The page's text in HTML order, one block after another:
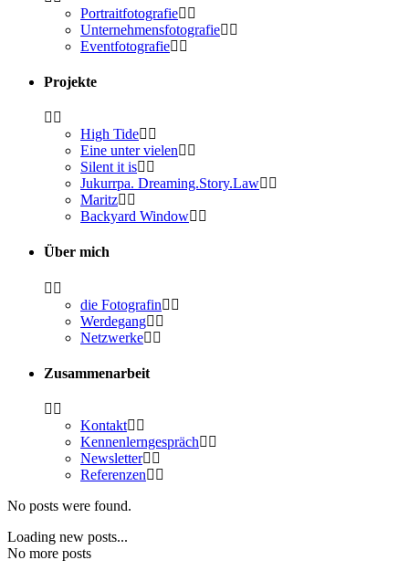
Por­trait­fo­to­gra­fie
Unter­neh­mens­fo­to­gra­fie
Event­fo­to­gra­fie
Pro­jek­te
High Tide
Eine unter vielen
Silent it is
Jukurr­pa. Dreaming.Story.Law
Maritz
Back­yard Window
Über mich
die Foto­gra­fin
Wer­de­gang
Netz­wer­ke
Zusam­men­ar­beit
Kon­takt
Ken­nen­lern­ge­spräch
News­let­ter
Refe­ren­zen
No posts were found.
Loading new posts...
No more posts